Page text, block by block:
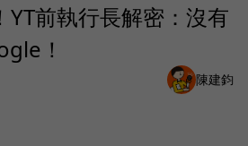
YT前執行長解密：沒有
！
陳建鈞